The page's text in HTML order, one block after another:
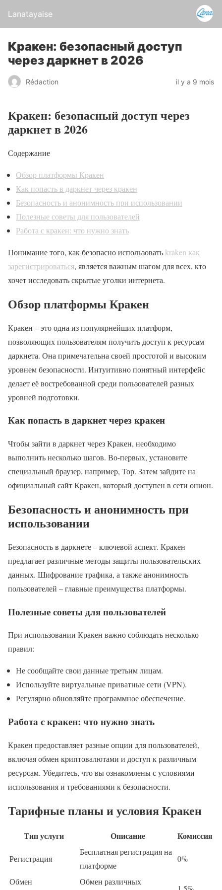
Lanatayaise
Кракен: безопасный доступ
через даркнет в 2026
Rédaction il y a 9 mois
Кракен: безопасный доступ через
даркнет в 2026
Содержание
Обзор платформы Кракен
Как попасть в даркнет через кракен
Безопасность и анонимность при использовании
Полезные советы для пользователей
Работа с кракен: что нужно знать
Понимание того, как безопасно использовать kraken как
зарегистрироваться, является важным шагом для всех, кто
хочет исследовать скрытые уголки интернета.
Обзор платформы Кракен
Кракен – это одна из популярнейших платформ,
позволяющих пользователям получить доступ к ресурсам
даркнета. Она примечательна своей простотой и высоким
уровнем безопасности. Интуитивно понятный интерфейс
делает её востребованной среди пользователей разных
уровней подготовки.
Как попасть в даркнет через кракен
Чтобы зайти в даркнет через Кракен, необходимо
выполнить несколько шагов. Во-первых, установите
специальный браузер, например, Тор. Затем зайдите на
официальный сайт Кракен, который доступен в сети онион.
Безопасность и анонимность при
использовании
Безопасность в даркнете – ключевой аспект. Кракен
предлагает различные методы защиты пользовательских
данных. Шифрование трафика, а также анонимность
пользователей – главные преимущества платформы.
Полезные советы для пользователей
При использовании Кракен важно соблюдать несколько
правил:
Не сообщайте свои данные третьим лицам.
Используйте виртуальные приватные сети (VPN).
Регулярно обновляйте программное обеспечение.
Работа с кракен: что нужно знать
Кракен предоставляет разные опции для пользователей,
включая обмен криптовалютами и доступ к различным
ресурсам. Убедитесь, что вы ознакомлены с условиями
использования и требованиями к безопасности.
Тарифные планы и условия Кракен
Тип услуги Описание Комиссия
Регистрация
Бесплатная регистрация на
платформе
0%
Обмен
Обмен различных